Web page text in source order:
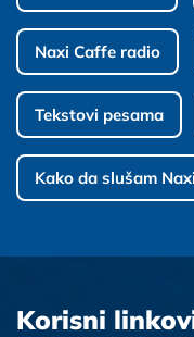
Naxi Caffe radio
Tekstovi pesama
Kako da slušam
Korisni